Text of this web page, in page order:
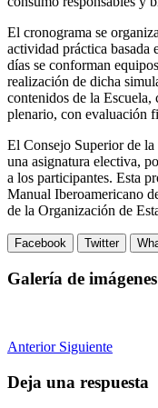
El cronograma se
actividad práctica basada
días se conforman
realización de dicha
contenidos de la
plenario, con evaluación
El Consejo Superior de
una asignatura electiva,
a los participantes. Esta
Manual Iberoamericano
de la Organización de
Facebook Twitter
Galería de imágenes
Anterior Siguiente
Deja una respuesta